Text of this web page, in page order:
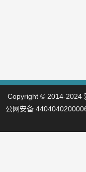
Copyright © 2014-2024
公网安备